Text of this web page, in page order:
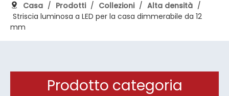
Casa / Prodotti / Collezioni / Alta densità /
Striscia luminosa a LED per la casa dimmerabile da 12
mm
Prodotto categoria